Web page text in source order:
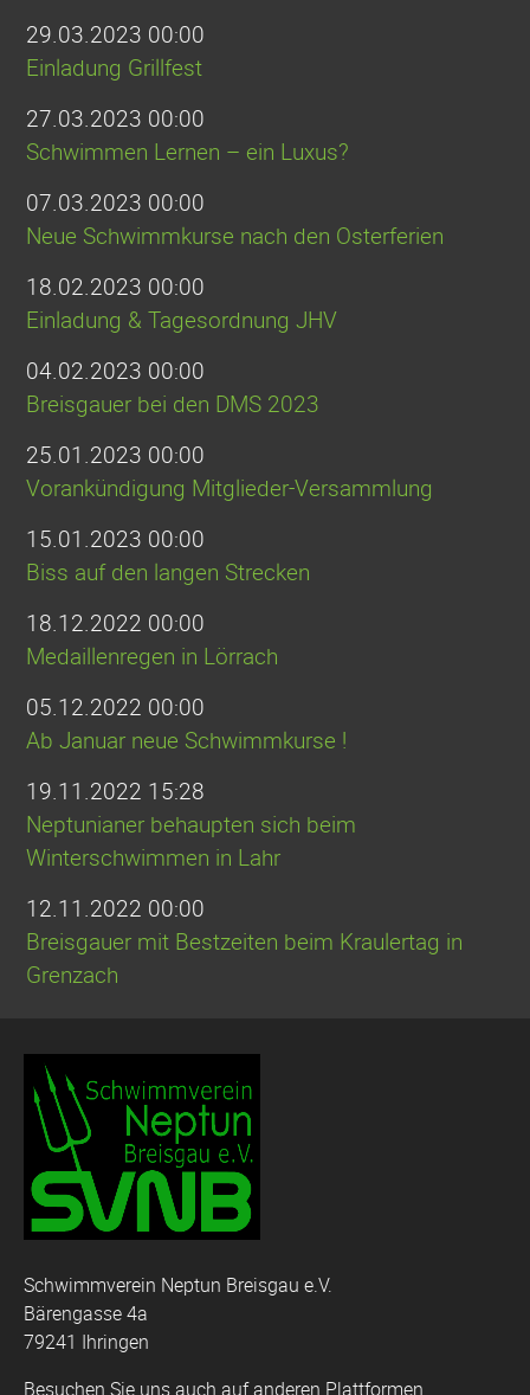
29.03.2023 00:00
Einladung Grillfest
27.03.2023 00:00
Schwimmen Lernen – ein Luxus?
07.03.2023 00:00
Neue Schwimmkurse nach den Osterferien
18.02.2023 00:00
Einladung & Tagesordnung JHV
04.02.2023 00:00
Breisgauer bei den DMS 2023
25.01.2023 00:00
Vorankündigung Mitglieder-Versammlung
15.01.2023 00:00
Biss auf den langen Strecken
18.12.2022 00:00
Medaillenregen in Lörrach
05.12.2022 00:00
Ab Januar neue Schwimmkurse !
19.11.2022 15:28
Neptunianer behaupten sich beim
Winterschwimmen in Lahr
12.11.2022 00:00
Breisgauer mit Bestzeiten beim Kraulertag in
Grenzach
Schwimmverein Neptun Breisgau e.V.
Bärengasse 4a
79241 Ihringen
Besuchen Sie uns auch auf anderen Plattformen